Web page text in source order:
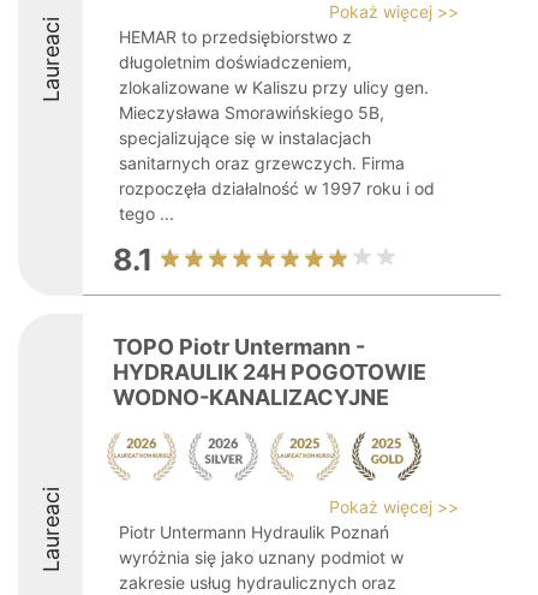
Laureaci
Pokaż więcej >>
HEMAR to przedsiębiorstwo z
długoletnim doświadczeniem,
zlokalizowane w Kaliszu przy ulicy gen.
Mieczysława Smorawińskiego 5B,
specjalizujące się w instalacjach
sanitarnych oraz grzewczych. Firma
rozpoczęła działalność w 1997 roku i od
tego ...
8.1
Laureaci
TOPO Piotr Untermann -
HYDRAULIK 24H POGOTOWIE
WODNO-KANALIZACYJNE
Pokaż więcej >>
Piotr Untermann Hydraulik Poznań
wyróżnia się jako uznany podmiot w
zakresie usług hydraulicznych oraz